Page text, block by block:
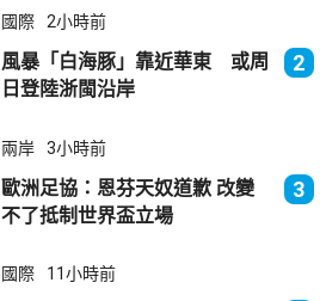
國際 2小時前
風暴「白海豚」靠近華東 或周
日登陸浙閩沿岸
2
兩岸 3小時前
歐洲足協：恩芬天奴道歉 改變
不了抵制世界盃立場
3
國際 11小時前